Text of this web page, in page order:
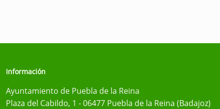
Información
Ayuntamiento de Puebla de la Reina
Plaza del Cabildo, 1 - 06477 Puebla de la Reina (Badajoz)